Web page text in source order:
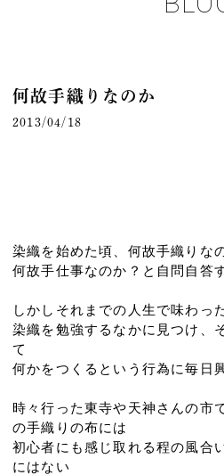
何故手織りなのか
2013/04/18
染織を始めた頃、何故手織りな
何故手仕事なのか？と自問自答
しかしそれまでの人生で味わっ
染織を勉強するなかに見つけ、
て
何かをつくるという行為に毎日
時々行った東寺や天神さんの市
の手織りの布には
初心者にも感じ取れる程の風合
にはない